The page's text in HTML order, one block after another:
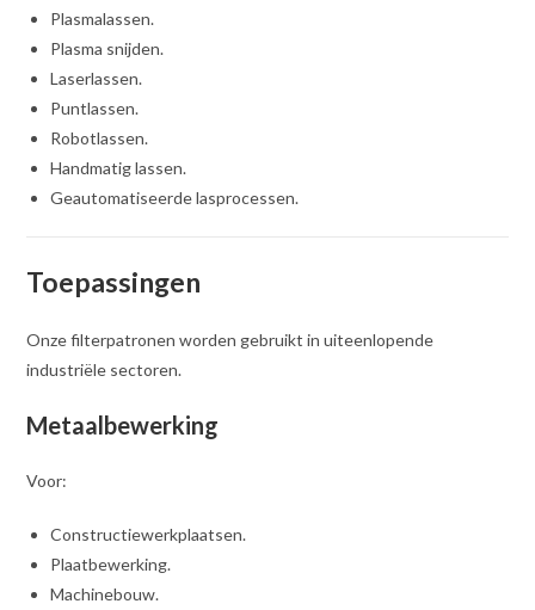
Plasmalassen.
Plasma snijden.
Laserlassen.
Puntlassen.
Robotlassen.
Handmatig lassen.
Geautomatiseerde lasprocessen.
Toepassingen
Onze filterpatronen worden gebruikt in uiteenlopende
industriële sectoren.
Metaalbewerking
Voor:
Constructiewerkplaatsen.
Plaatbewerking.
Machinebouw.